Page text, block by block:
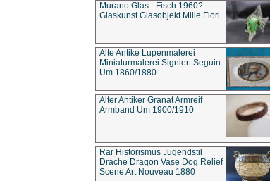
Murano Glas - Fisch 1960?
Glaskunst Glasobjekt Mille Fiori
Alte Antike Lupenmalerei
Miniaturmalerei Signiert Seguin
Um 1860/1880
Alter Antiker Granat Armreif
Armband Um 1900/1910
Rar Historismus Jugendstil
Drache Dragon Vase Dog Relief
Scene Art Nouveau 1880